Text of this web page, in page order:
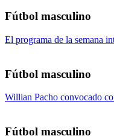
Fútbol masculino
El programa de la semana
Fútbol masculino
Willian Pacho convocado
Fútbol masculino